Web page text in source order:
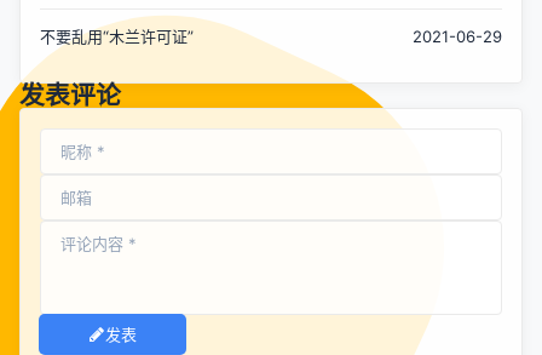
不要乱用“木兰许可证” 2021-06-29
发表评论
发表